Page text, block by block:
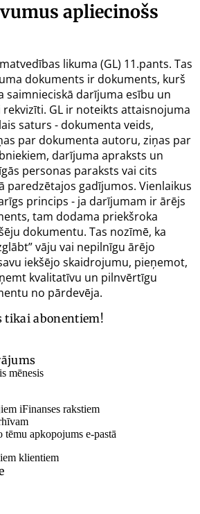
apliecinošs
likuma (GL) 11.pants. Tas
dokuments ir dokuments, kurš
saimnieciskā darījuma esību un
GL ir noteikts attaisnojuma
saturs - dokumenta veids,
par dokumenta autoru, ziņas par
darījuma apraksts un
personas paraksts vai cits
paredzētajos gadījumos. Vienlaikus
princips - ja darījumam ir ārējs
tam dodama priekšroka
dokumentu. Tas nozīmē, ka
vāju vai nepilnīgu ārējo
iekšējo skaidrojumu, pieņemot,
kvalitatīvu un pilnvērtīgu
no pārdevēja.
tikai abonentiem!
mēnesis
iFinanses rakstiem
tēmu apkopojums e-pastā
klientiem